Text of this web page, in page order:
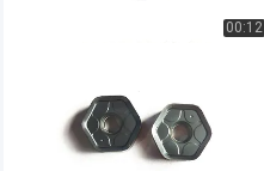
00:12